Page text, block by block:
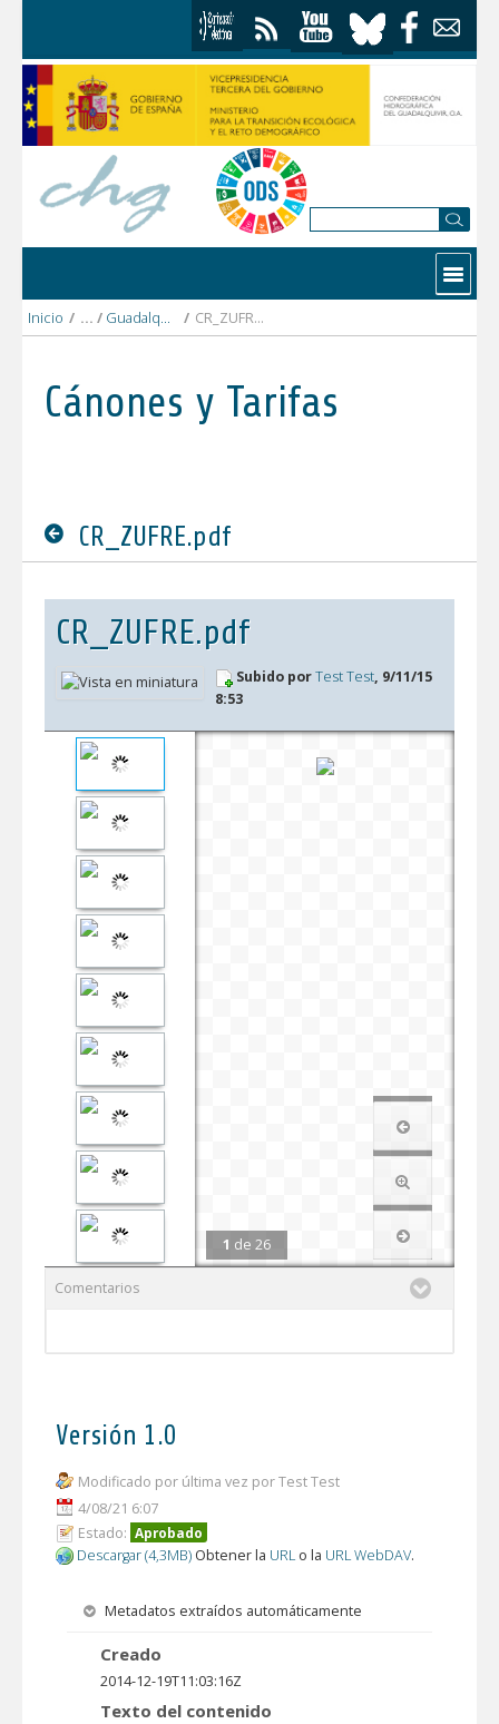
Contactar
Inicio / Guadalquivir bajo / CR_ZUFRE.pdf
Cánones y Tarifas
CR_ZUFRE.pdf
CR_ZUFRE.pdf
Subido porTest Test, 9/11/15
8:53
1 de 26
Comentarios
Versión 1.0
Modificado por última vez por Test Test
4/08/21 6:07
Estado: Aprobado
Descargar (4,3MB) Obtener la URL o la URL WebDAV.
Metadatos extraídos automáticamente
Creado
2014-12-19T11:03:16Z
Texto del contenido